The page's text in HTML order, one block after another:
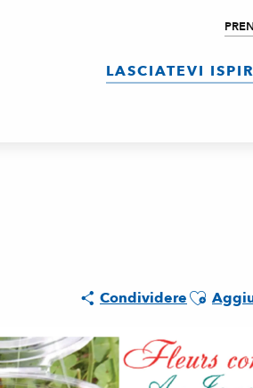
LASCIATEVI
CondividereAjouter